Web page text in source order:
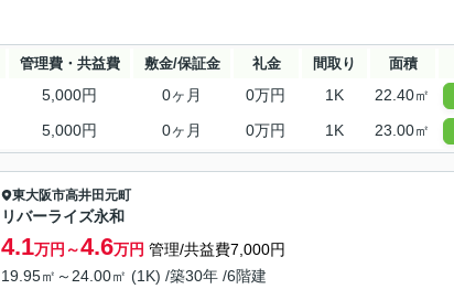
管理費・共益費 敷金/保証金 礼金 間取り 面積
5,000円 0ヶ月 0万円 1K 22.40㎡
5,000円 0ヶ月 0万円 1K 23.00㎡
東大阪市高井田元町
リバーライズ永和
4.1万円～4.6万円 管理/共益費7,000円
19.95㎡～24.00㎡ (1K) /築30年 /6階建